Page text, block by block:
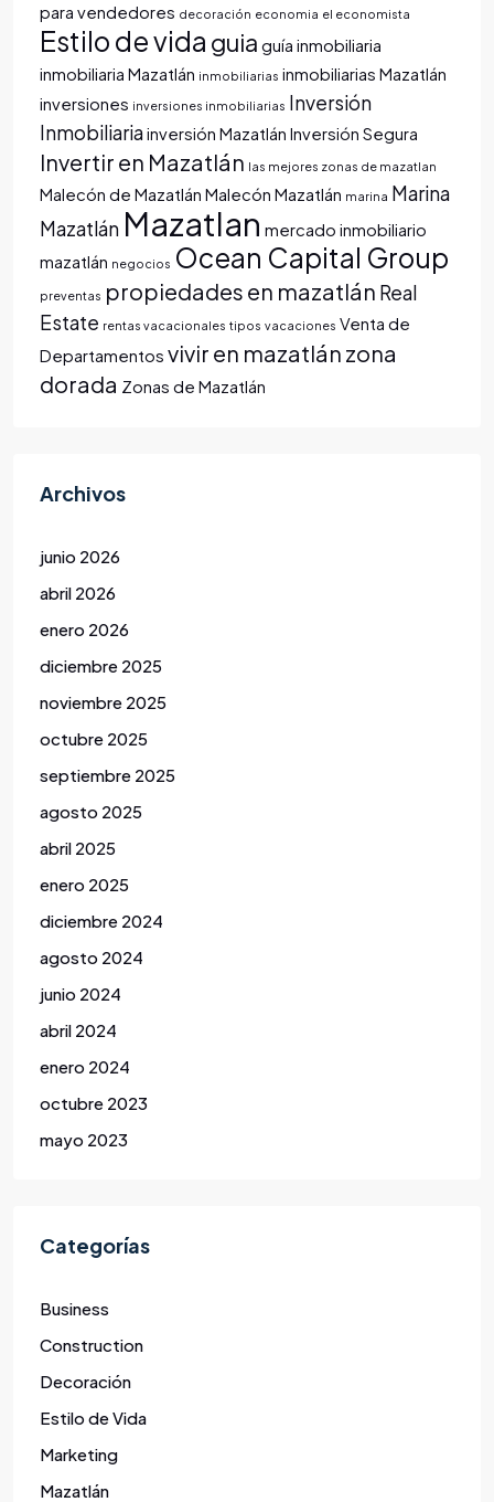
para vendedores decoración economia el economista
Estilo de vida guia guía inmobiliaria
inmobiliaria Mazatlán inmobiliarias inmobiliarias Mazatlán
inversiones inversiones inmobiliarias Inversión
Inmobiliariainversión Mazatlán Inversión Segura
Invertir en Mazatlán las mejores zonas de mazatlan
Malecón de Mazatlán Malecón Mazatlán marina Marina
Mazatlán Mazatlan mercado inmobiliario
mazatlán negocios Ocean Capital Group
preventas propiedades en mazatlán Real
Estate rentas vacacionales tipos vacaciones Venta de
Departamentos vivir en mazatlán zona
dorada Zonas de Mazatlán
Archivos
junio 2026
abril 2026
enero 2026
diciembre 2025
noviembre 2025
octubre 2025
septiembre 2025
agosto 2025
abril 2025
enero 2025
diciembre 2024
agosto 2024
junio 2024
abril 2024
enero 2024
octubre 2023
mayo 2023
Categorías
Business
Construction
Decoración
Estilo de Vida
Marketing
Mazatlán